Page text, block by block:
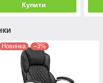
Купити
Новинка –3%